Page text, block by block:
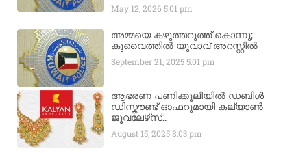
May 12, 20265:01 pm
അമ്മയെ കഴുത്തറുത്ത് കൊന്നു;
കുവൈത്തിൽ യുവാവ് അറസ്റ്റിൽ
September 21, 20255:01 pm
ആഭരണ പണിക്കൂലിയിൽ ഡബിൾ
ഡിസ്കൗണ്ട് ഓഫറുമായി കല്യാൺ
ജൂവലേഴ്‌സ്..
August 15, 20258:03 pm